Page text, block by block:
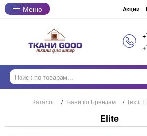
Меню Акции
Каталог / Ткани по Брендам / Textil
Elite